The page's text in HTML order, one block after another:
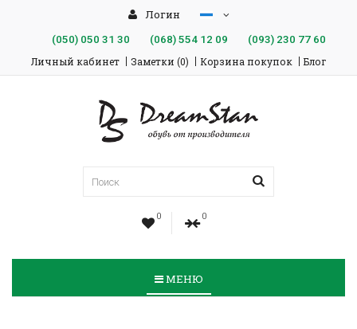
Логин
(050)050 31 30 (068)554 12 09 (093)230 77 60
Личный кабинет Заметки (0) Корзина покупок Блог
0 0
МЕНЮ